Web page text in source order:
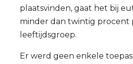
plaatsvinden, gaat het bij
minder dan twintig procent
leeftijdsgroep.
Er werd geen enkele